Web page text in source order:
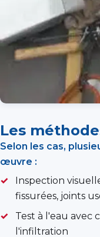
Les
Selon les cas,
œuvre :
Inspection
fissurées, joints
Test à l'eau avec
l'infiltration